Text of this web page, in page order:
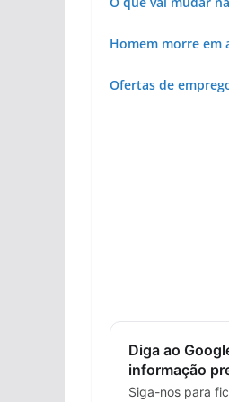
Homem morre em
Ofertas de
Diga ao
informação
Siga-nos para